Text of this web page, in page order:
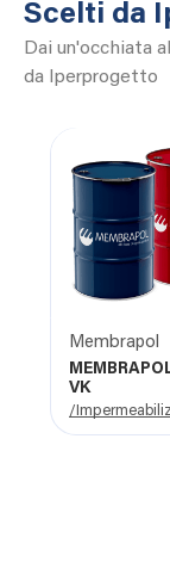
Scelti da
Dai un'occhiata
da Iperprogetto
Membrapol
VK
/